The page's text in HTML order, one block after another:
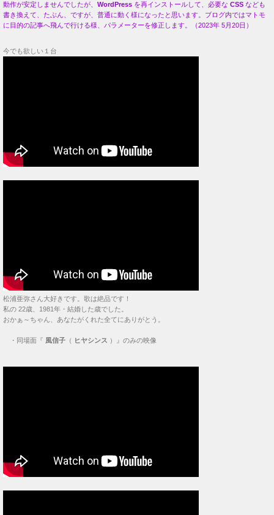
動作が安定しませんでしたが、 WordPress を再インストールして、必要な CSS なども
書き換えて、たぶん、ですが、普通に動く様になったと思います。ブログ内ではマトモ
に目的の記事へ飛んで行ける様、パラメーターを修正します。（2023年 5月20日）
今でも欲しい１台
松浦亜弥さん大好きです。歌は絶品です！
私の 22歳、1981年・結婚した歳でした。
おかぁ～ちゃん、あなたがくれた全てにありがとう。
・ 同場面『 風信子 （ ヒヤシンス ）』のみの映像